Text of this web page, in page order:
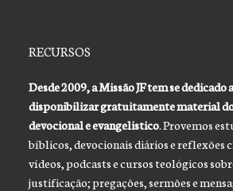
RECURSOS
Desde 2009, a Missão JF tem se dedicado a
disponibilizar gratuitamente material
devocional e evangelistico. Provemos
bíblicos, devocionais diários e reflexões
vídeos, podcasts e cursos teológicos
justificação; pregações, sermões e